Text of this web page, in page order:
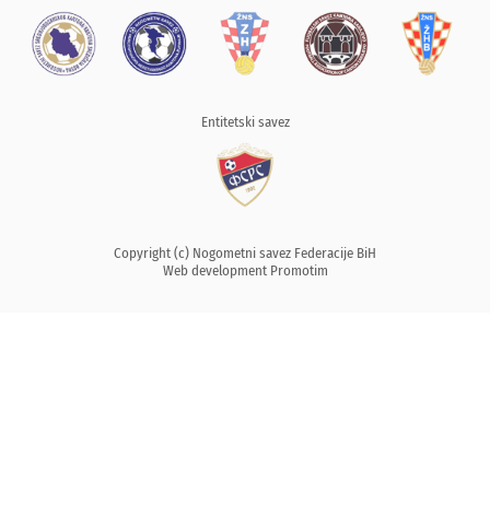
Entitetski savez
Copyright (c) Nogometni savez Federacije BiH
Web development Promotim